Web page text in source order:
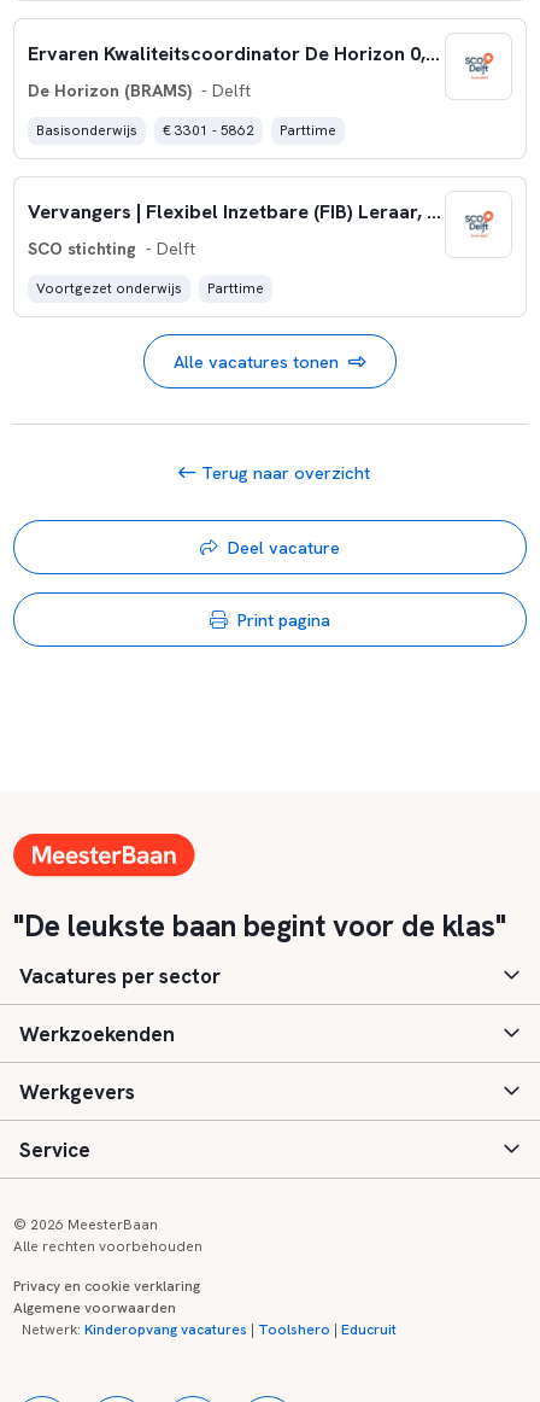
Ervaren Kwaliteitscoordinator De Horizon 0,6 fte
De Horizon (BRAMS) - Delft
Basisonderwijs € 3301 - 5862 Parttime
Vervangers | Flexibel Inzetbare (FIB) Leraar, leraar in opleiding
SCO stichting - Delft
Voortgezet onderwijs Parttime
Alle vacatures tonen
Terug naar overzicht
Deel vacature
Print pagina
"De leukste baan begint voor de klas"
Vacatures per sector
Basisonderwijs
Speciaal (basis) onderwijs
Voortgezet onderwijs
Kinderopvang
Werkzoekenden
Aanmelden
Vacatures
Zij-instroom informatie
Werkgevers
Inloggen
Registreren
Service
Onderwijs links
© 2026 MeesterBaan
Alle rechten voorbehouden
Privacy en cookie verklaring
Algemene voorwaarden
Netwerk:Kinderopvang vacatures | Toolshero |Educruit